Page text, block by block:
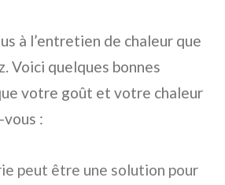
à l’entretien de chaleur que
Voici quelques bonnes
votre goût et votre chaleur
:
peut être une solution pour